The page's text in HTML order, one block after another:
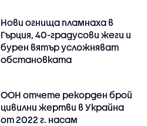
Нови огнища пламнаха в
Гърция, 40-градусови жеги и
бурен вятър усложняват
обстановката
ООН отчете рекорден брой
цивилни жертви в Украйна
от 2022 г. насам